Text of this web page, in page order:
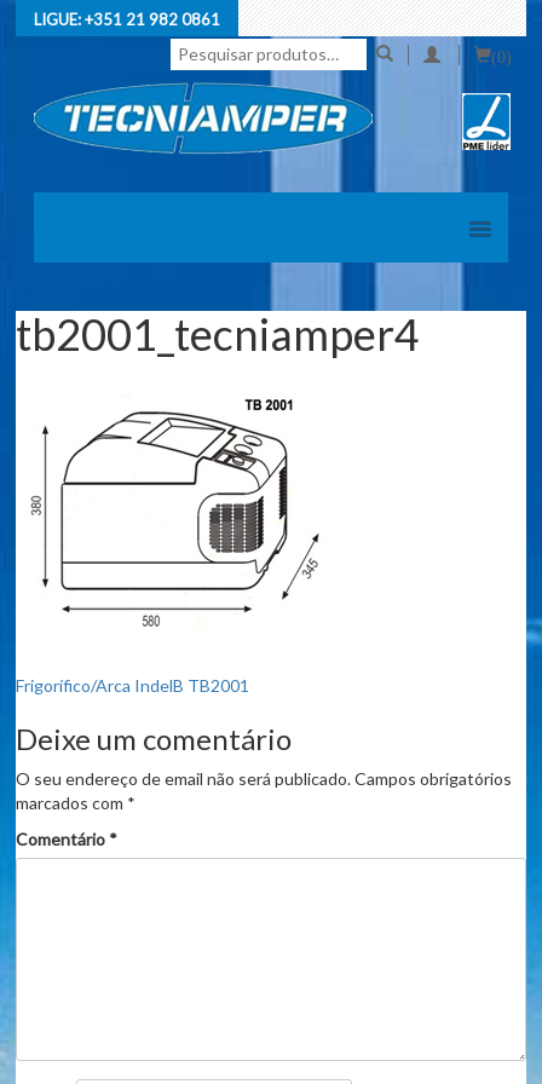
LIGUE:+351 21 982 0861
Pesquisar
por:
(0)
tb2001_tecniamper4
Navegação
de
artigos
Frigorífico/Arca IndelB TB2001
Deixe um comentário
O seu endereço de email não será publicado. Campos obrigatórios
marcados com *
Comentário *